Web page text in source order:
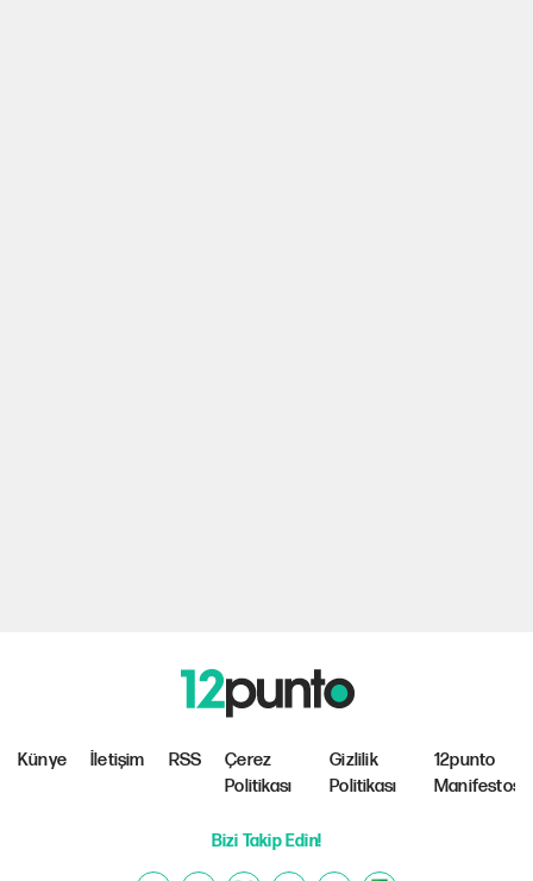
Künye İletişim RSS
Çerez
Politikası
Gizlilik
Politikası
12punto
Manifestosu
Bizi Takip Edin!